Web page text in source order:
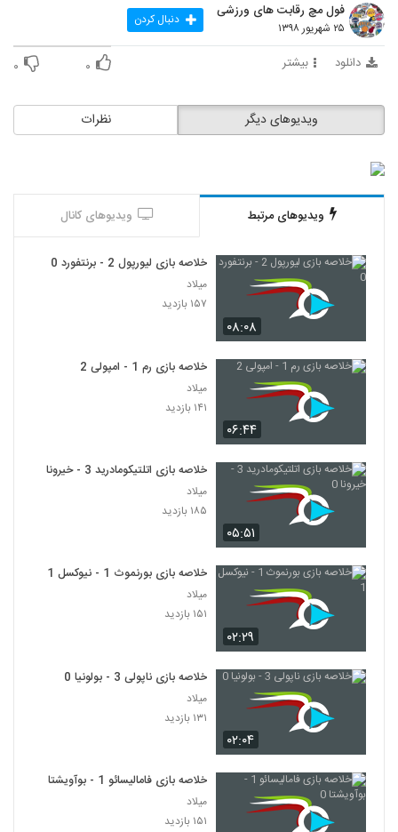
فول مچ رقابت های ورزشی
۲۵ شهریور ۱۳۹۸ دنبال کردن
دانلود بیشتر ۰ ۰
نظرات ویدیوهای دیگر
ویدیوهای مرتبط ویدیوهای کانال
۰۸:۰۸
خلاصه بازی لیورپول 2 - برنتفورد 0
میلاد
۱۵۷ بازدید
۰۶:۴۴
خلاصه بازی رم 1 - امپولی 2
میلاد
۱۴۱ بازدید
۰۵:۵۱
خلاصه بازی اتلتیکومادرید 3 - خیرونا 0
میلاد
۱۸۵ بازدید
۰۲:۲۹
خلاصه بازی بورنموث 1 - نیوکسل 1
میلاد
۱۵۱ بازدید
۰۲:۰۴
خلاصه بازی ناپولی 3 - بولونیا 0
میلاد
۱۳۱ بازدید
خلاصه بازی فامالیسائو 1 - بوآویشتا 0
میلاد
۱۵۱ بازدید